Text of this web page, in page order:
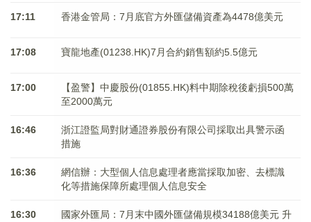
17:11 香港金管局：7月底官方外匯儲備資產為4478億美元
17:08 寶龍地產(01238.HK)7月合約銷售額約5.5億元
17:00
【盈警】中慶股份(01855.HK)料中期除稅後虧損500萬
至2000萬元
16:46
浙江證監局對財通證券股份有限公司採取出具警示函
措施
16:36
網信辦：大型個人信息處理者應當採取加密、去標識
化等措施保障所處理個人信息安全
16:30
國家外匯局：7月末中國外匯儲備規模34188億美元 升